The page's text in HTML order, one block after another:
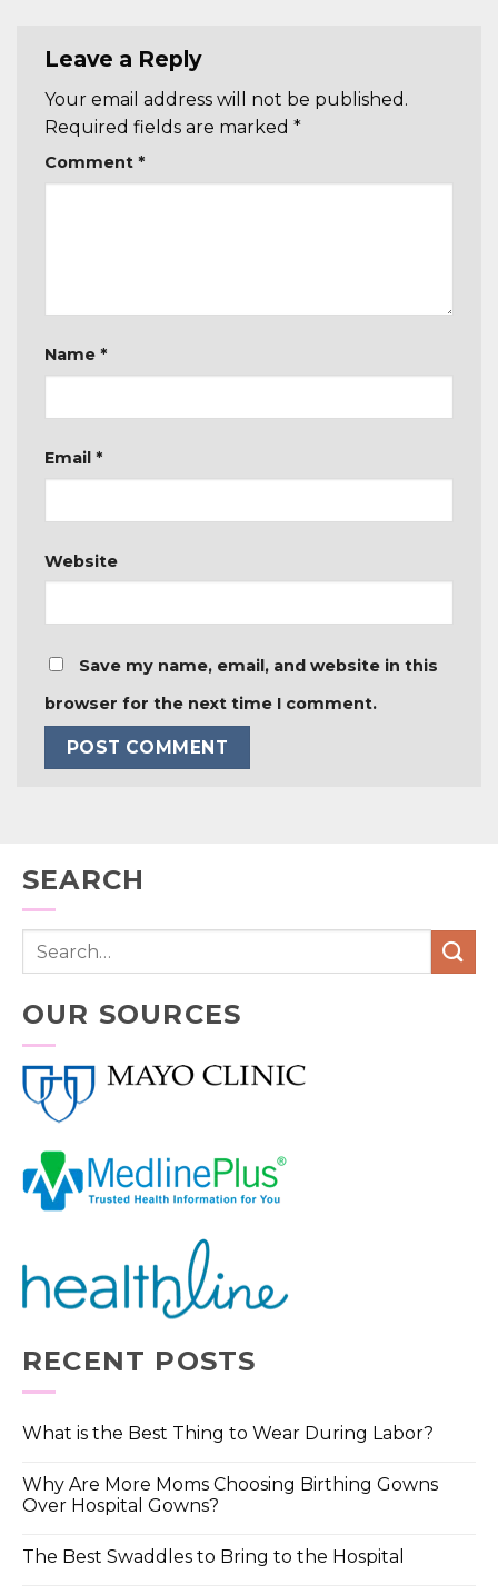
Leave a Reply
Your email address will not be published.
Required fields are marked *
Comment *
Name *
Email *
Website
Save my name, email, and website in this
browser for the next time I comment.
SEARCH
OUR SOURCES
RECENT POSTS
What is the Best Thing to Wear During Labor?
Why Are More Moms Choosing Birthing Gowns
Over Hospital Gowns?
The Best Swaddles to Bring to the Hospital